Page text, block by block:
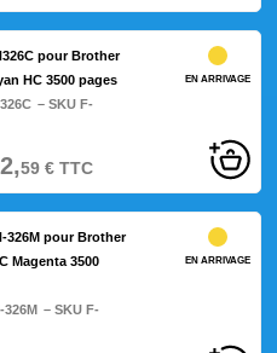
pour Brother
HC 3500 pages
– SKU F-
EN ARRIVAGE
59€TTC
326M pour Brother
Magenta 3500
326M – SKU F-
EN ARRIVAGE